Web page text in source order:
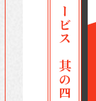
サービス 其の四